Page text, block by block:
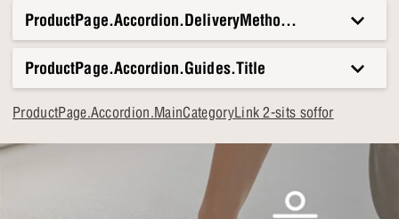
ProductPage.Accordion.DeliveryMethods.Title
ProductPage.Accordion.Guides.Title
ProductPage.Accordion.MainCategoryLink 2-sits soffor